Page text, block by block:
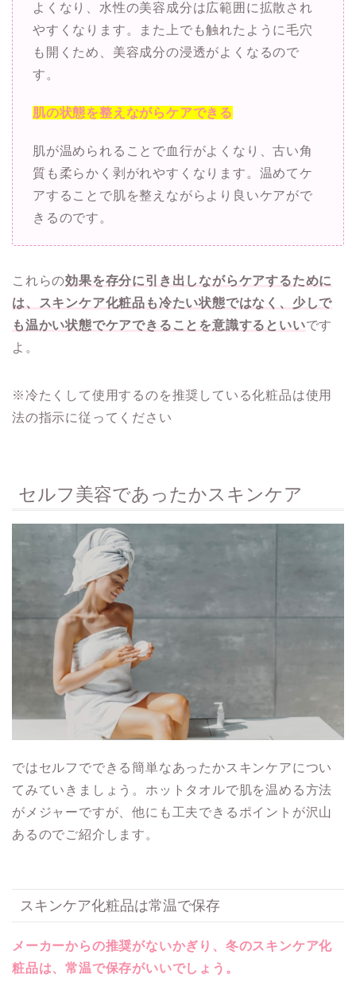
よくなり、水性の美容成分は広範囲に拡散され
やすくなります。また上でも触れたように毛穴
も開くため、美容成分の浸透がよくなるので
す。
肌の状態を整えながらケアできる
肌が温められることで血行がよくなり、古い角
質も柔らかく剥がれやすくなります。温めてケ
アすることで肌を整えながらより良いケアがで
きるのです。
これらの効果を存分に引き出しながらケアするために
は、スキンケア化粧品も冷たい状態ではなく、少しで
も温かい状態でケアできることを意識するといいです
よ。
※冷たくして使用するのを推奨している化粧品は使用
法の指示に従ってください
セルフ美容であったかスキンケア
ではセルフでできる簡単なあったかスキンケアについ
てみていきましょう。ホットタオルで肌を温める方法
がメジャーですが、他にも工夫できるポイントが沢山
あるのでご紹介します。
スキンケア化粧品は常温で保存
メーカーからの推奨がないかぎり、冬のスキンケア化
粧品は、常温で保存がいいでしょう。